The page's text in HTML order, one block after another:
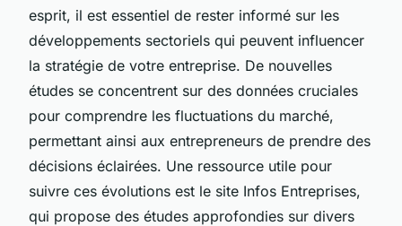
esprit, il est essentiel de rester informé sur les
développements sectoriels qui peuvent influencer
la stratégie de votre entreprise. De nouvelles
études se concentrent sur des données cruciales
pour comprendre les fluctuations du marché,
permettant ainsi aux entrepreneurs de prendre des
décisions éclairées. Une ressource utile pour
suivre ces évolutions est le site Infos Entreprises,
qui propose des études approfondies sur divers